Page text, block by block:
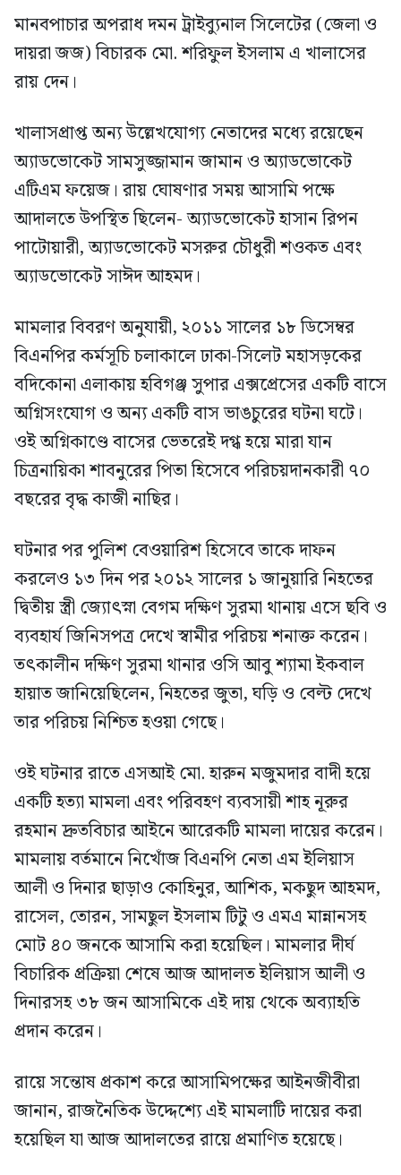
মানবপাচার অপরাধ দমন ট্রাইব্যুনাল সিলেটের (জেলা ও
দায়রা জজ) বিচারক মো. শরিফুল ইসলাম এ খালাসের
রায় দেন।
খালাসপ্রাপ্ত অন্য উল্লেখযোগ্য নেতাদের মধ্যে রয়েছেন
অ্যাডভোকেট সামসুজ্জামান জামান ও অ্যাডভোকেট
এটিএম ফয়েজ। রায় ঘোষণার সময় আসামি পক্ষে
আদালতে উপস্থিত ছিলেন- অ্যাডভোকেট হাসান রিপন
পাটোয়ারী, অ্যাডভোকেট মসরুর চৌধুরী শওকত এবং
অ্যাডভোকেট সাঈদ আহমদ।
মামলার বিবরণ অনুযায়ী, ২০১১ সালের ১৮ ডিসেম্বর
বিএনপির কর্মসূচি চলাকালে ঢাকা-সিলেট মহাসড়কের
বদিকোনা এলাকায় হবিগঞ্জ সুপার এক্সপ্রেসের একটি বাসে
অগ্নিসংযোগ ও অন্য একটি বাস ভাঙচুরের ঘটনা ঘটে।
ওই অগ্নিকাণ্ডে বাসের ভেতরেই দগ্ধ হয়ে মারা যান
চিত্রনায়িকা শাবনুরের পিতা হিসেবে পরিচয়দানকারী ৭০
বছরের বৃদ্ধ কাজী নাছির।
ঘটনার পর পুলিশ বেওয়ারিশ হিসেবে তাকে দাফন
করলেও ১৩ দিন পর ২০১২ সালের ১ জানুয়ারি নিহতের
দ্বিতীয় স্ত্রী জ্যোৎস্না বেগম দক্ষিণ সুরমা থানায় এসে ছবি ও
ব্যবহার্য জিনিসপত্র দেখে স্বামীর পরিচয় শনাক্ত করেন।
তৎকালীন দক্ষিণ সুরমা থানার ওসি আবু শ্যামা ইকবাল
হায়াত জানিয়েছিলেন, নিহতের জুতা, ঘড়ি ও বেল্ট দেখে
তার পরিচয় নিশ্চিত হওয়া গেছে।
ওই ঘটনার রাতে এসআই মো. হারুন মজুমদার বাদী হয়ে
একটি হত্যা মামলা এবং পরিবহণ ব্যবসায়ী শাহ নূরুর
রহমান দ্রুতবিচার আইনে আরেকটি মামলা দায়ের করেন।
মামলায় বর্তমানে নিখোঁজ বিএনপি নেতা এম ইলিয়াস
আলী ও দিনার ছাড়াও কোহিনুর, আশিক, মকছুদ আহমদ,
রাসেল, তোরন, সামছুল ইসলাম টিটু ও এমএ মান্নানসহ
মোট ৪০ জনকে আসামি করা হয়েছিল। মামলার দীর্ঘ
বিচারিক প্রক্রিয়া শেষে আজ আদালত ইলিয়াস আলী ও
দিনারসহ ৩৮ জন আসামিকে এই দায় থেকে অব্যাহতি
প্রদান করেন।
রায়ে সন্তোষ প্রকাশ করে আসামিপক্ষের আইনজীবীরা
জানান, রাজনৈতিক উদ্দেশ্যে এই মামলাটি দায়ের করা
হয়েছিল যা আজ আদালতের রায়ে প্রমাণিত হয়েছে।